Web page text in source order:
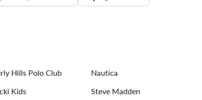
Hills Polo Club
Nautica
Kids
Steve Madden